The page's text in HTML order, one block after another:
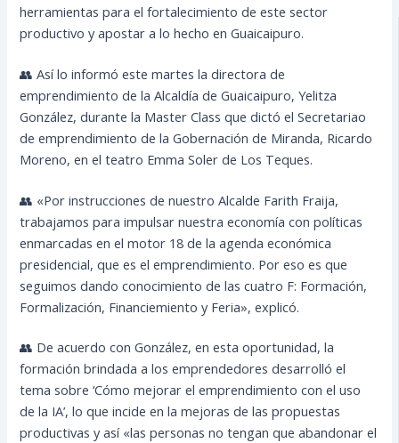
herramientas para el fortalecimiento de este sector
productivo y apostar a lo hecho en Guaicaipuro.
👥 Así lo informó este martes la directora de
emprendimiento de la Alcaldía de Guaicaipuro, Yelitza
González, durante la Master Class que dictó el Secretariao
de emprendimiento de la Gobernación de Miranda, Ricardo
Moreno, en el teatro Emma Soler de Los Teques.
👥 «Por instrucciones de nuestro Alcalde Farith Fraija,
trabajamos para impulsar nuestra economía con políticas
enmarcadas en el motor 18 de la agenda económica
presidencial, que es el emprendimiento. Por eso es que
seguimos dando conocimiento de las cuatro F: Formación,
Formalización, Financiemiento y Feria», explicó.
👥 De acuerdo con González, en esta oportunidad, la
formación brindada a los emprendedores desarrolló el
tema sobre ‘Cómo mejorar el emprendimiento con el uso
de la IA’, lo que incide en la mejoras de las propuestas
productivas y así «las personas no tengan que abandonar el